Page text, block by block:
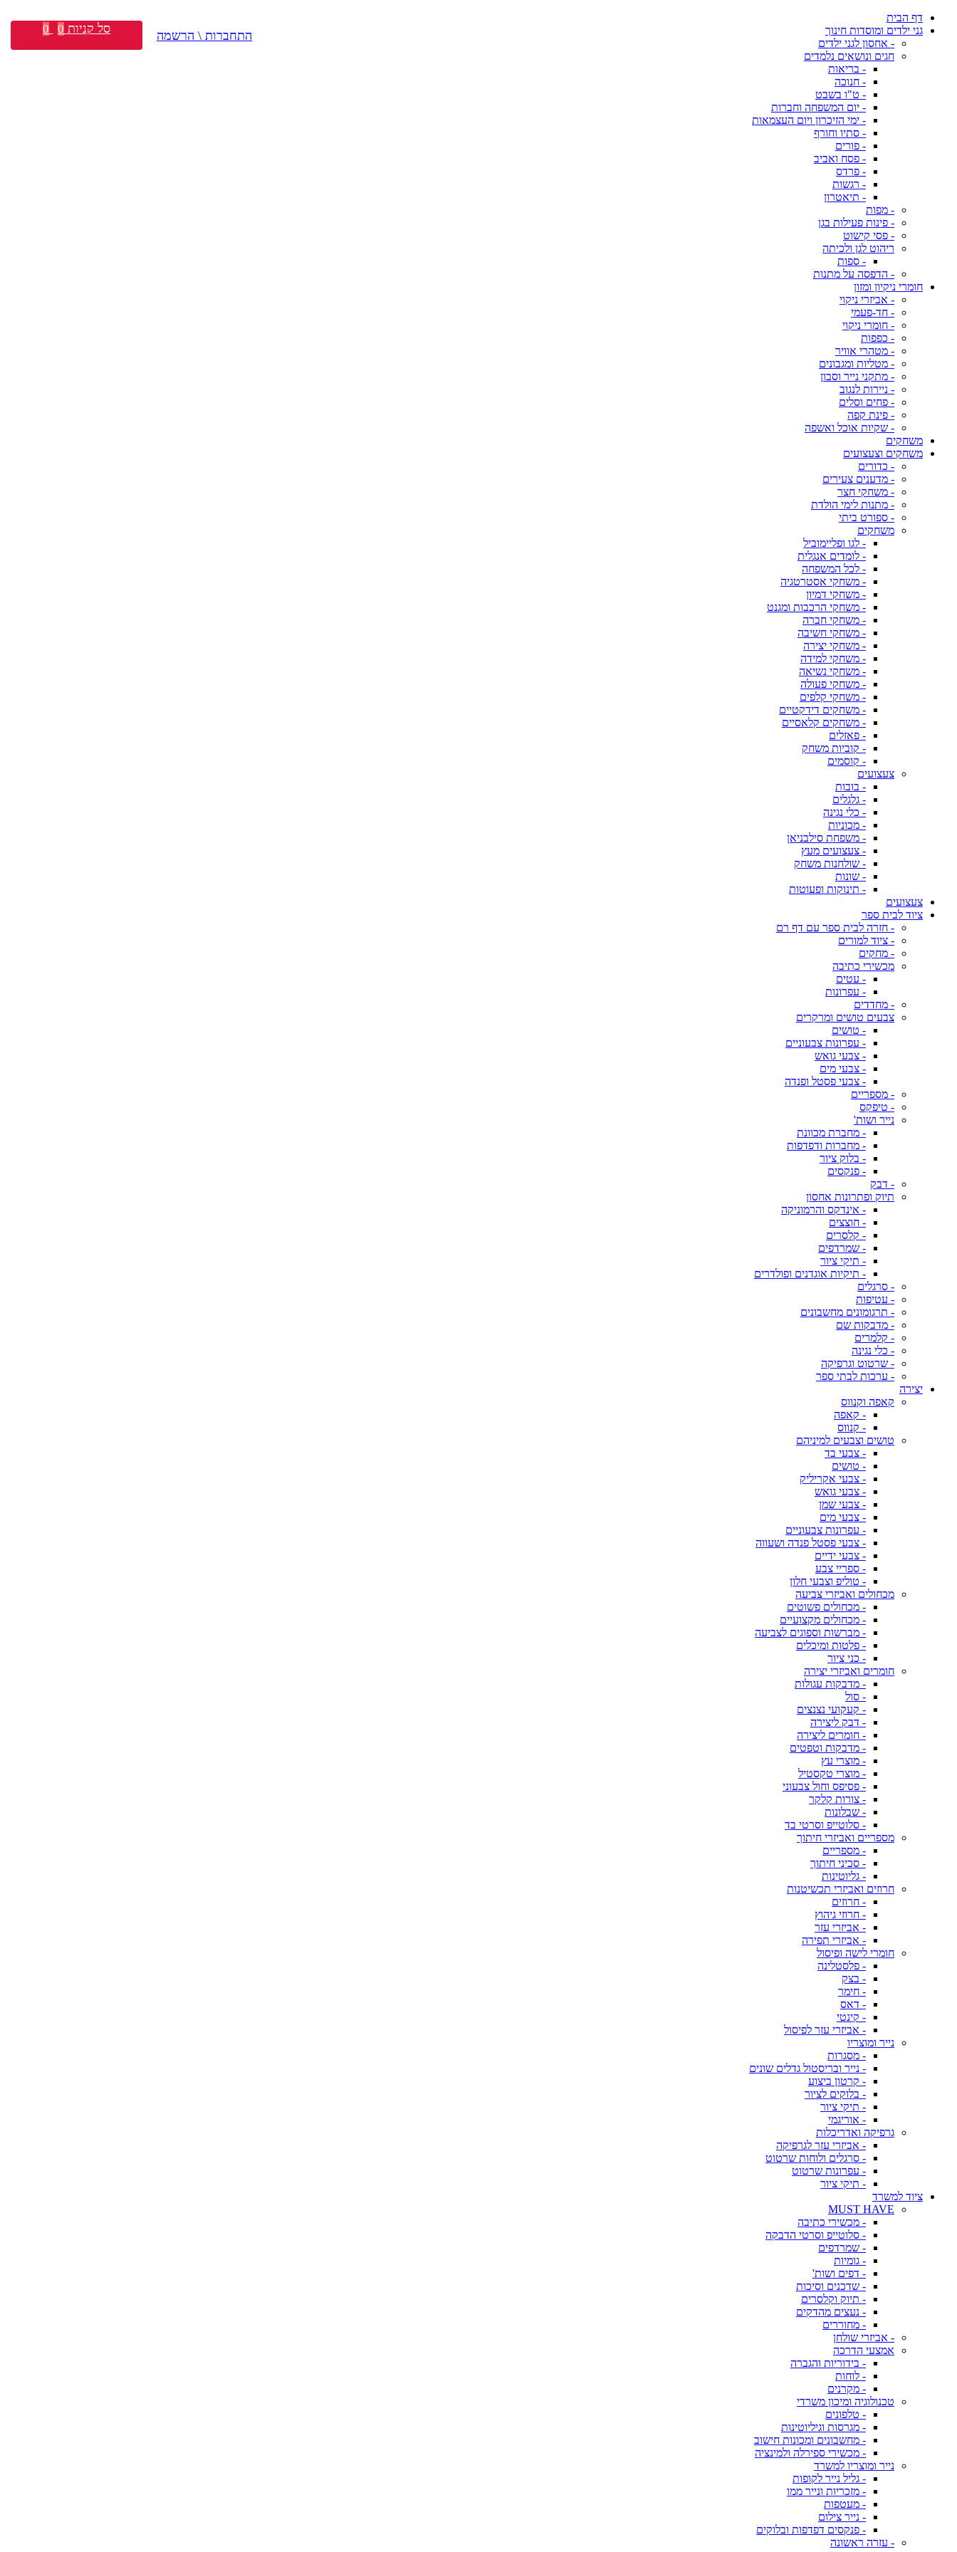
דף הבית
גני ילדים ומוסדות חינוך
- אחסון לגני ילדים
חגים ונושאים נלמדים
- בריאות
- חנוכה
- ט"ו בשבט
- יום המשפחה וחברות
- ימי הזיכרון ויום העצמאות
- סתיו וחורף
- פורים
- פסח ואביב
- פרדס
- רגשות
- תיאטרון
- מפות
- פינות פעילות בגן
- פסי קישוט
ריהוט לגן ולכיתה
- ספות
- הדפסה על מתנות
חומרי ניקיון ומזון
- אביזרי ניקוי
- חד-פעמי
- חומרי ניקוי
- כפפות
- מטהרי אוויר
- מטליות ומגבונים
- מתקני נייר וסבון
- ניירות לנגוב
- פחים וסלים
- פינת קפה
- שקיות אוכל ואשפה
משחקים
משחקים וצעצועים
- כדורים
- מדענים צעירים
- משחקי חצר
- מתנות לימי הולדת
- ספורט ביתי
משחקים
- לגו ופליימוביל
- לומדים אנגלית
- לכל המשפחה
- משחקי אסטרטגיה
- משחקי דמיון
- משחקי הרכבות ומגנט
- משחקי חברה
- משחקי חשיבה
- משחקי יצירה
- משחקי למידה
- משחקי נשיאה
- משחקי פעולה
- משחקי קלפים
- משחקים דידקטיים
- משחקים קלאסיים
- פאזלים
- קוביות משחק
- קוסמים
צעצועים
- בובות
- גלגלים
- כלי נגינה
- מכוניות
- משפחת סילבניאן
- צעצועים מעץ
- שולחנות משחק
- שונות
- תינוקות ופעוטות
צעצועים
ציוד לבית ספר
- חזרה לבית ספר עם דף רם
- ציוד למורים
- מחקים
מכשירי כתיבה
- עטים
- עפרונות
- מחדדים
צבעים טושים ומרקרים
- טושים
- עפרונות צבעוניים
- צבעי גואש
- צבעי מים
- צבעי פסטל ופנדה
- מספריים
- טיפקס
נייר ושות'
- מחברת מכוונת
- מחברות ודפדפות
- בלוק ציור
- פנקסים
- דבק
תיוק ופתרונות אחסון
- אינדקס והרמוניקה
- חוצצים
- קלסרים
- שמרדפים
- תיקי ציור
- תיקיות אוגדנים ופולדרים
- סרגלים
- עטיפות
- תרגומונים מחשבונים
- מדבקות שם
- קלמרים
- כלי נגינה
- שרטוט וגרפיקה
- ערכות לבתי ספר
יצירה
קאפה וקנווס
- קאפה
- קנווס
טושים וצבעים למיניהם
- צבעי בד
- טושים
- צבעי אקריליק
- צבעי גואש
- צבעי שמן
- צבעי מים
- עפרונות צבעוניים
- צבעי פסטל פנדה ושעווה
- צבעי ידיים
- ספריי צבע
- טוליפ וצבעי חלון
מכחולים ואביזרי צביעה
- מכחולים פשוטים
- מכחולים מקצועיים
- מברשות וספוגים לצביעה
- פלטות ומיכלים
- כני ציור
חומרים ואביזרי יצירה
- מדבקות עגולות
- סול
- קעקועי נצנצים
- דבק ליצירה
- חומרים ליצירה
- מדבקות וטפטים
- מוצרי עץ
- מוצרי טקסטיל
- פסיפס וחול צבעוני
- צורות קלקר
- שבלונות
- סלוטייפ וסרטי בד
מספריים ואביזרי חיתוך
- מספריים
- סכיני חיתוך
- גליוטינות
חרוזים ואביזרי תכשיטנות
- חרוזים
- חרוזי גיהוץ
- אביזרי עזר
- אביזרי תפירה
חומרי לישה ופיסול
- פלסטלינה
- בצק
- חימר
- דאס
- קינטי
- אביזרי עזר לפיסול
נייר ומוצריו
- מסגרות
- נייר ובריסטול גדלים שונים
- קרטון ביצוע
- בלוקים לציור
- תיקי ציור
- אוריגמי
גרפיקה ואדריכלות
- אביזרי עזר לגרפיקה
- סרגלים ולוחות שרטוט
- עפרונות שרטוט
- תיקי ציור
ציוד למשרד
MUST HAVE
- מכשירי כתיבה
- סלוטייפ וסרטי הדבקה
- שמרדפים
- גומיות
- דפים ושות'
- שדכנים וסיכות
- תיוק וקלסרים
- נעצים מהדקים
- מחוררים
- אביזרי שולחן
אמצעי הדרכה
- בידוריות והגברה
- לוחות
- מקרנים
טכנולוגיה ומיכון משרדי
- טלפונים
- מגרסות וגיליוטינות
- מחשבונים ומכונות חישוב
- מכשירי ספירלה ולמינציה
נייר ומוצריו למשרד
- גליל נייר לקופות
- מזכריות ונייר ממו
- מעטפות
- נייר צילום
- פנקסים דפדפות ובלוקים
- עזרה ראשונה
התחברות \ הרשמה סל קניות 0
0